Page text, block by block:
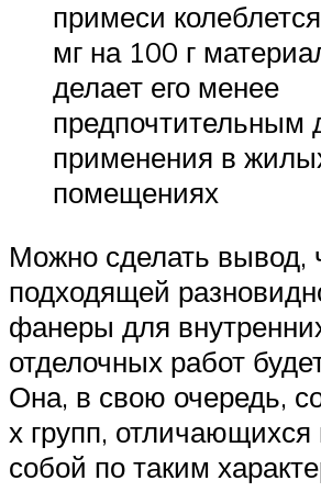
примеси
мг на 100 г
делает его менее
предпочтительным
применения в
помещениях
Можно сделать вывод,
подходящей
фанеры для
отделочных работ
Она, в свою очередь,
х групп,
собой по таким